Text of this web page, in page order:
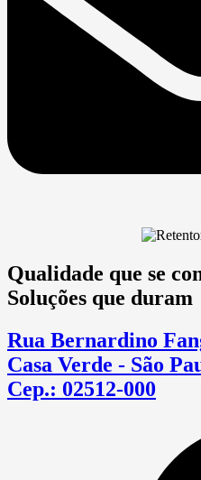
Qualidade que se
Soluções que duram
Rua Bernardino
Casa Verde - São
Cep.: 02512-000